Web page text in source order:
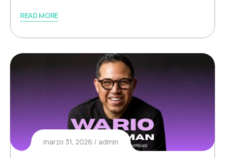
READ MORE
marzo 31, 2026 admin